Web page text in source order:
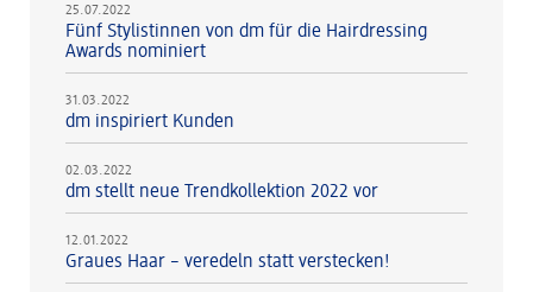
25.07.2022
Fünf Stylistinnen von dm für die Hairdressing
Awards nominiert
31.03.2022
dm inspiriert Kunden
02.03.2022
dm stellt neue Trendkollektion 2022 vor
12.01.2022
Graues Haar – veredeln statt verstecken!